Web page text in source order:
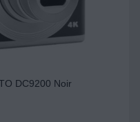
DC9200 Noir